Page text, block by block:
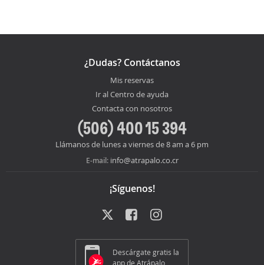
¿Dudas? Contáctanos
Mis reservas
Ir al Centro de ayuda
Contacta con nosotros
(506) 400 15 394
Llámanos de lunes a viernes de 8 am a 6 pm
E-mail: info@atrapalo.co.cr
¡Síguenos!
Descárgate gratis la
app de Atrápalo